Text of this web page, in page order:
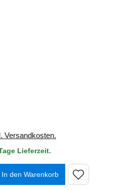
Versandkosten.
Lieferzeit.
gewünschten Wert ein oder
In den Warenkorb